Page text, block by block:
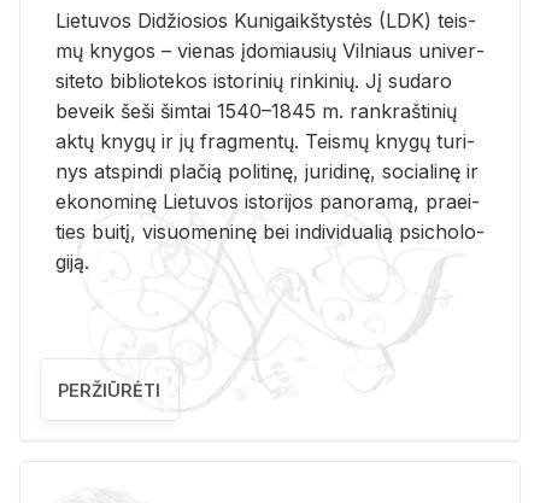
Lie­tu­vos Di­džio­sios Ku­ni­gaikš­tys­tės (LDK) teis­
mų kny­gos – vie­nas įdo­miau­sių Vil­niaus uni­ver­
si­te­to bi­b­lio­te­kos is­to­ri­nių rin­ki­nių. Jį su­da­ro
be­veik šeši šim­tai 1540–1845 m. rank­raš­ti­nių
aktų kny­gų ir jų frag­men­tų. Teis­mų kny­gų tu­ri­
nys at­spin­di pla­čią po­li­ti­nę, ju­ri­di­nę, so­cia­li­nę ir
eko­no­mi­nę Lie­tu­vos is­to­ri­jos pa­no­ra­mą, pra­ei­
ties bui­tį, vi­suo­me­ni­nę bei in­di­vi­dua­lią psi­cho­lo­
gi­ją.
PERŽIŪRĖTI